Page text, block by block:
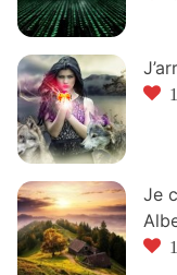
Je